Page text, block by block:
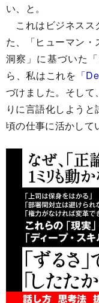
い、と。
これはビジネスス
た、「ヒューマン
洞察」に基づいた
ら、私はこれを 「
づけました。そし
りに言語化しようと
頃の仕事に活かして